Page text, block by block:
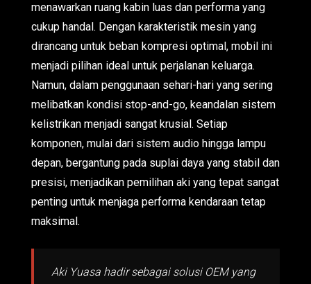
menawarkan ruang kabin luas dan performa yang
cukup handal. Dengan karakteristik mesin yang
dirancang untuk beban kompresi optimal, mobil ini
menjadi pilihan ideal untuk perjalanan keluarga.
Namun, dalam penggunaan sehari-hari yang sering
melibatkan kondisi stop-and-go, keandalan sistem
kelistrikan menjadi sangat krusial. Setiap
komponen, mulai dari sistem audio hingga lampu
depan, bergantung pada suplai daya yang stabil dan
presisi, menjadikan pemilihan aki yang tepat sangat
penting untuk menjaga performa kendaraan tetap
maksimal.
Aki Yuasa hadir sebagai solusi OEM yang